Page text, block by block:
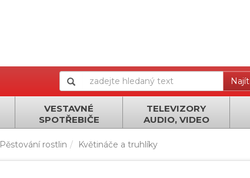
Najít
VESTAVNÉ
SPOTŘEBIČE
TELEVIZORY
AUDIO, VIDEO
Pěstování rostlin Květináče a truhlíky